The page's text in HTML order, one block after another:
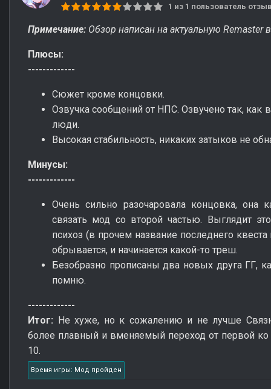
1 из 1 пользователь
Примечание: Обзор написан на актуальную
Плюсы:
-------------
Сюжет кроме концовки.
Озвучка сообщений от НПС. Озвучено так, как
люди.
Высокая стабильность, никаких затыков не
Минусы:
-------------
Очень сильно разочаровала концовка, она
связать мод со второй частью. Выглядит
психоз (в прочем название последнего
обрывается, и начинается какой-то треш.
Безобразно прописаны два новых друга ГГ,
помню.
-------------
Итог: Не хуже, но к сожалению и не лучше
более плавный и вменяемый переход от первой ко
10.
Время игры: Мод пройден